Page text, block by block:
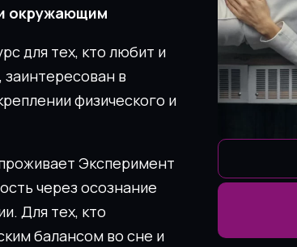
окружающим
для тех, кто любит и
заинтересован в
физического и
Эксперимент
через осознание
Для тех, кто
балансом во сне и